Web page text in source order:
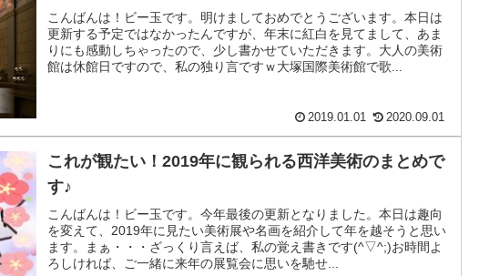
こんばんは！ビー玉です。明けましておめでとうございます。本日は
更新する予定ではなかったんですが、年末に紅白を見てまして、あま
りにも感動しちゃったので、少し書かせていただきます。大人の美術
館は休館日ですので、私の独り言ですｗ大塚国際美術館で歌...
2019.01.01 2020.09.01
これが観たい！2019年に観られる西洋美術のまとめで
す♪
こんばんは！ビー玉です。今年最後の更新となりました。本日は趣向
を変えて、2019年に見たい美術展や名画を紹介して年を越そうと思い
ます。まぁ・・・ざっくり言えば、私の覚え書きです(^▽^;)お時間よ
ろしければ、ご一緒に来年の展覧会に思いを馳せ...